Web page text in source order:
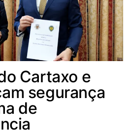
Cartaxo e
segurança
de